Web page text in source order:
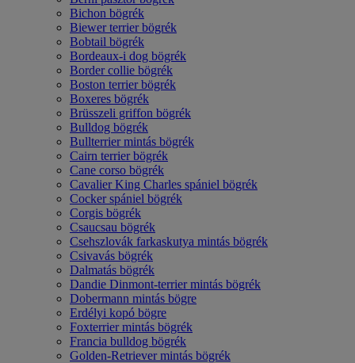
Bichon bögrék
Biewer terrier bögrék
Bobtail bögrék
Bordeaux-i dog bögrék
Border collie bögrék
Boston terrier bögrék
Boxeres bögrék
Brüsszeli griffon bögrék
Bulldog bögrék
Bullterrier mintás bögrék
Cairn terrier bögrék
Cane corso bögrék
Cavalier King Charles spániel bögrék
Cocker spániel bögrék
Corgis bögrék
Csaucsau bögrék
Csehszlovák farkaskutya mintás bögrék
Csivavás bögrék
Dalmatás bögrék
Dandie Dinmont-terrier mintás bögrék
Dobermann mintás bögre
Erdélyi kopó bögre
Foxterrier mintás bögrék
Francia bulldog bögrék
Golden-Retriever mintás bögrék